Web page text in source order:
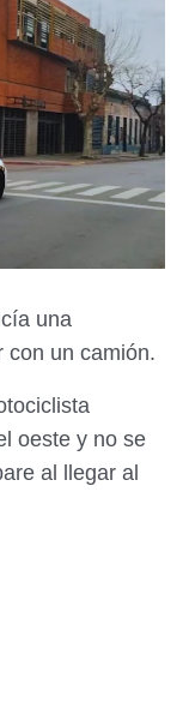
una
con un camión.
oeste y no se
al llegar al